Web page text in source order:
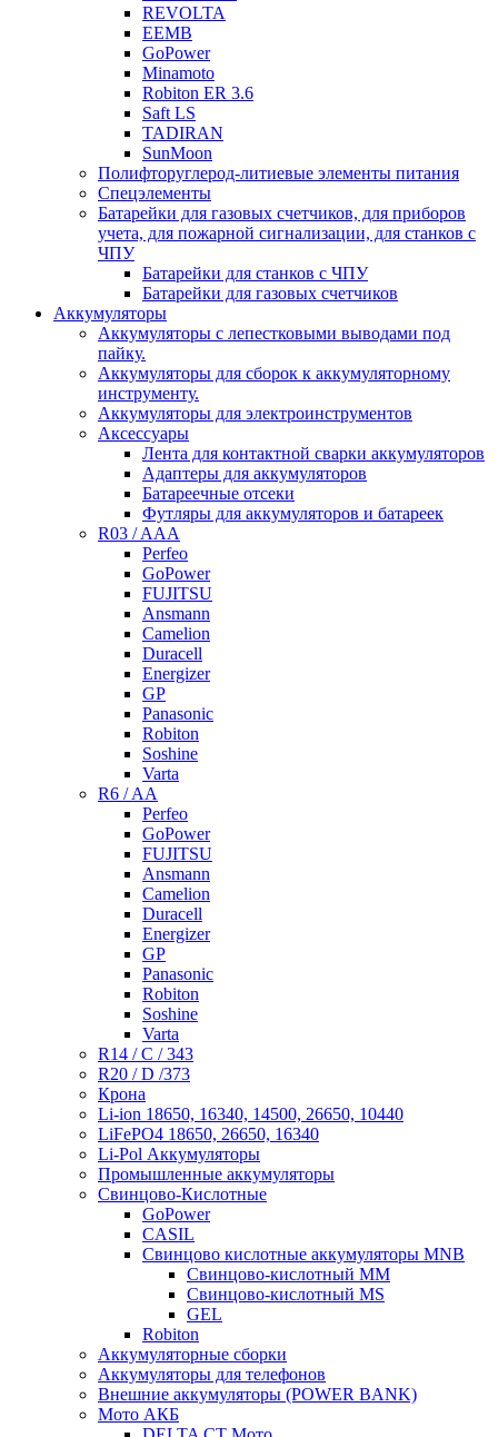
REVOLTA
EEMB
GoPower
Minamoto
Robiton ER 3.6
Saft LS
TADIRAN
SunMoon
Полифторуглерод-литиевые элементы питания
Спецэлементы
Батарейки для газовых счетчиков, для приборов
учета, для пожарной сигнализации, для станков с
ЧПУ
Батарейки для станков с ЧПУ
Батарейки для газовых счетчиков
Аккумуляторы
Аккумуляторы с лепестковыми выводами под
пайку.
Аккумуляторы для сборок к аккумуляторному
инструменту.
Аккумуляторы для электроинструментов
Аксессуары
Лента для контактной сварки аккумуляторов
Адаптеры для аккумуляторов
Батареечные отсеки
Футляры для аккумуляторов и батареек
R03 / AAA
Perfeo
GoPower
FUJITSU
Ansmann
Camelion
Duracell
Energizer
GP
Panasonic
Robiton
Soshine
Varta
R6 / AA
Perfeo
GoPower
FUJITSU
Ansmann
Camelion
Duracell
Energizer
GP
Panasonic
Robiton
Soshine
Varta
R14 / C / 343
R20 / D /373
Крона
Li-ion 18650, 16340, 14500, 26650, 10440
LiFePO4 18650, 26650, 16340
Li-Pol Аккумуляторы
Промышленные аккумуляторы
Свинцово-Кислотные
GoPower
CASIL
Свинцово кислотные аккумуляторы MNB
Cвинцово-кислотный MM
Cвинцово-кислотный MS
GEL
Robiton
Аккумуляторные сборки
Аккумуляторы для телефонов
Внешние аккумуляторы (POWER BANK)
Мото АКБ